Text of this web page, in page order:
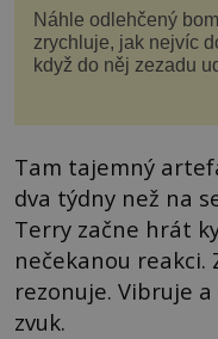
Náhle odlehčený
zrychluje, jak nejvíc
když do něj zezadu
rozhodnutí svrhnout
Tam tajemný
dva týdny než na
Terry začne hrát
nečekanou reakci.
rezonuje. Vibruje
zvuk.